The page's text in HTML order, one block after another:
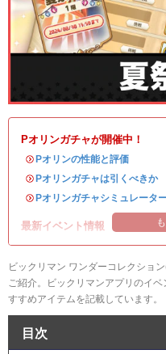
Pオリンガチャが開催中！
・Pオリンの性能と評価
・Pオリンガチャは引くべきか
・Pオリンガチャシミュレータ
最新イベント情報
ビックリマン ワンダーコレクショ
ご紹介。ビックリマンアプリのイ
すすめアイテムを記載しています。
目次